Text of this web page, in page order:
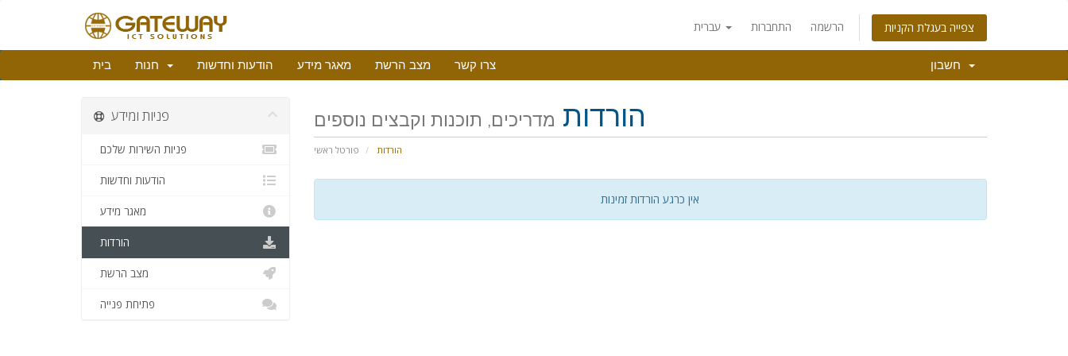
התחברות הרשמה צפייה בעגלת הקניות
בית הודעות וחדשות מאגר מידע מצב הרשת צרו קשר
הורדות מדריכים, תוכנות וקבצים נוספים
פורטל ראשי הורדות
אין כרגע הורדות זמינות
פניות ומידע
פניות השירות שלכם
הודעות וחדשות
מאגר מידע
הורדות
מצב הרשת
פתיחת פנייה